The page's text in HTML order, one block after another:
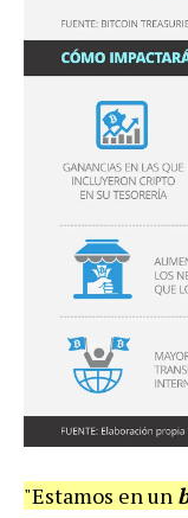
"Estamos en un